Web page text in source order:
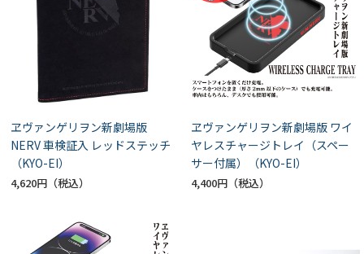
ヱヴァンゲリヲン新劇場版
NERV 車検証入 レッドステッチ
（KYO-EI）
4,620円
ヱヴァンゲリヲン新劇場版 ワイ
ヤレスチャージトレイ（スペー
サー付属）（KYO-EI）
4,400円